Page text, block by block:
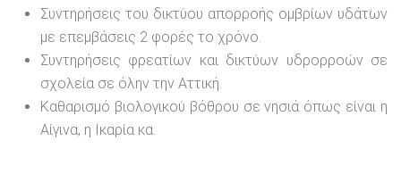
Συντηρήσεις του δικτύου απορροής ομβρίων υδάτων
με επεμβάσεις 2 φορές το χρόνο.
Συντηρήσεις φρεατίων και δικτύων υδρορροών σε
σχολεία σε όλην την Αττική.
Καθαρισμό βιολογικού βόθρου σε νησιά όπως είναι η
Αίγινα, η Ικαρία κα.